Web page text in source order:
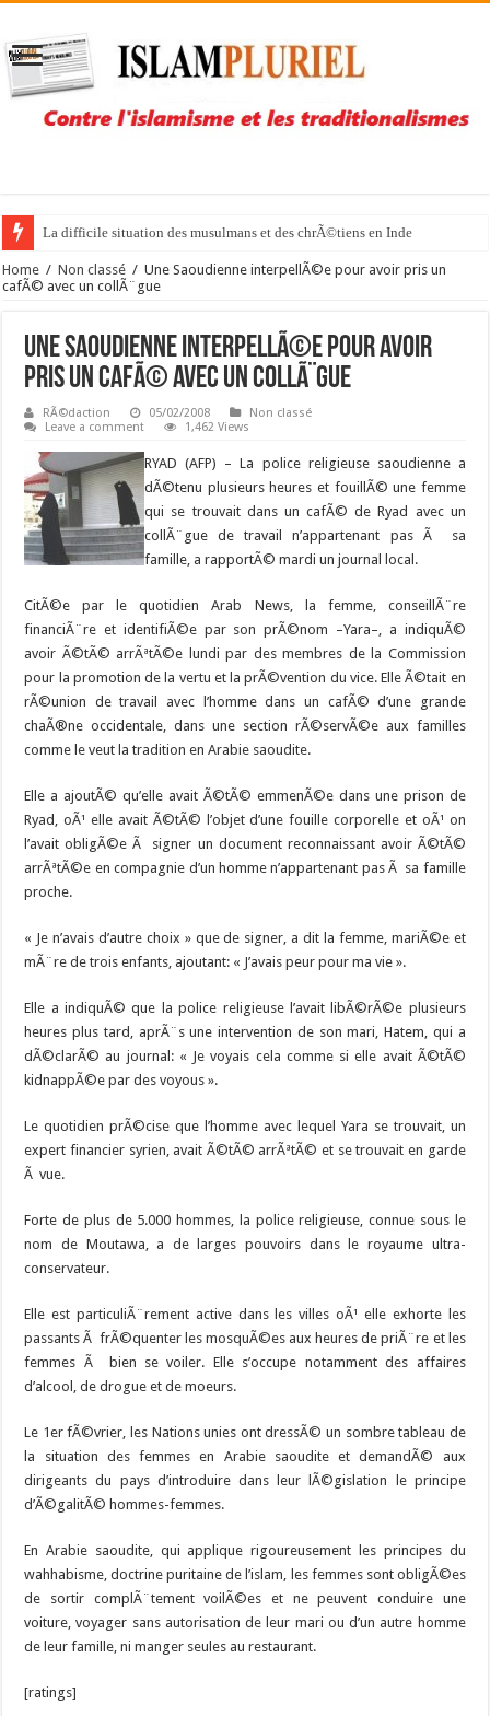
La difficile situation des musulmans et des chrÃ©tiens en Inde
Home / Non classé / Une Saoudienne interpellÃ©e pour avoir pris un
cafÃ© avec un collÃ¨gue
Une Saoudienne interpellÃ©e pour avoir
pris un cafÃ© avec un collÃ¨gue
RÃ©daction 05/02/2008
Non classé
Leave a comment
1,462 Views
RYAD (AFP) – La police religieuse saoudienne a
dÃ©tenu plusieurs heures et fouillÃ© une femme
qui se trouvait dans un cafÃ© de Ryad avec un
collÃ¨gue de travail n’appartenant pas Ã sa
famille, a rapportÃ© mardi un journal local.
CitÃ©e par le quotidien Arab News, la femme, conseillÃ¨re
financiÃ¨re et identifiÃ©e par son prÃ©nom –Yara–, a indiquÃ©
avoir Ã©tÃ© arrÃªtÃ©e lundi par des membres de la Commission
pour la promotion de la vertu et la prÃ©vention du vice. Elle Ã©tait en
rÃ©union de travail avec l’homme dans un cafÃ© d’une grande
chaÃ®ne occidentale, dans une section rÃ©servÃ©e aux familles
comme le veut la tradition en Arabie saoudite.
Elle a ajoutÃ© qu’elle avait Ã©tÃ© emmenÃ©e dans une prison de
Ryad, oÃ¹ elle avait Ã©tÃ© l’objet d’une fouille corporelle et oÃ¹ on
l’avait obligÃ©e Ã signer un document reconnaissant avoir Ã©tÃ©
arrÃªtÃ©e en compagnie d’un homme n’appartenant pas Ã sa famille
proche.
« Je n’avais d’autre choix » que de signer, a dit la femme, mariÃ©e et
mÃ¨re de trois enfants, ajoutant: « J’avais peur pour ma vie ».
Elle a indiquÃ© que la police religieuse l’avait libÃ©rÃ©e plusieurs
heures plus tard, aprÃ¨s une intervention de son mari, Hatem, qui a
dÃ©clarÃ© au journal: « Je voyais cela comme si elle avait Ã©tÃ©
kidnappÃ©e par des voyous ».
Le quotidien prÃ©cise que l’homme avec lequel Yara se trouvait, un
expert financier syrien, avait Ã©tÃ© arrÃªtÃ© et se trouvait en garde
Ã vue.
Forte de plus de 5.000 hommes, la police religieuse, connue sous le
nom de Moutawa, a de larges pouvoirs dans le royaume ultra-
conservateur.
Elle est particuliÃ¨rement active dans les villes oÃ¹ elle exhorte les
passants Ã frÃ©quenter les mosquÃ©es aux heures de priÃ¨re et les
femmes Ã bien se voiler. Elle s’occupe notamment des affaires
d’alcool, de drogue et de moeurs.
Le 1er fÃ©vrier, les Nations unies ont dressÃ© un sombre tableau de
la situation des femmes en Arabie saoudite et demandÃ© aux
dirigeants du pays d’introduire dans leur lÃ©gislation le principe
d’Ã©galitÃ© hommes-femmes.
En Arabie saoudite, qui applique rigoureusement les principes du
wahhabisme, doctrine puritaine de l’islam, les femmes sont obligÃ©es
de sortir complÃ¨tement voilÃ©es et ne peuvent conduire une
voiture, voyager sans autorisation de leur mari ou d’un autre homme
de leur famille, ni manger seules au restaurant.
[ratings]